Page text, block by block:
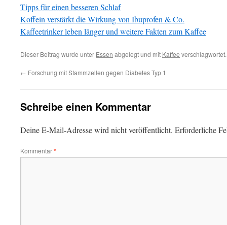
Tipps für einen besseren Schlaf
Koffein verstärkt die Wirkung von Ibuprofen & Co.
Kaffeetrinker leben länger und weitere Fakten zum Kaffee
Dieser Beitrag wurde unter Essen abgelegt und mit Kaffee
← Forschung mit Stammzellen gegen Diabetes Typ 1
Schreibe einen Kommentar
Deine E-Mail-Adresse wird nicht veröffentlicht. Erforderliche
Kommentar*